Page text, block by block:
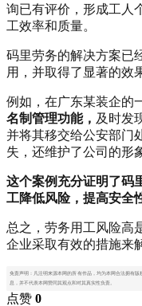
询已有评价，形成工人
工效率和质量。
码里劳务的解决方案已
用，并取得了显著的效
例如，在广东某装企的
名制管理功能， 及时发
并将其移交给公安部门
失，还维护了公司的形
这个案例充分证明了码
工降低风险，提高安全
总之，劳务用工风险高
企业采取有效的措施来
免责声明：凡注明来源本网的所有作品，均为本网合法拥有
息，并不代表本网赞同其观点和对其真实性负责。
点赞 0